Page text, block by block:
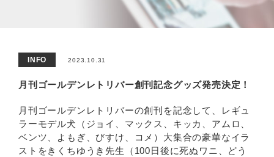
INFO 2023.10.31
月刊ゴールデンレトリバー創刊記念グッズ発売決定！
月刊ゴールデンレトリバーの創刊を記念して、レギュ
ラーモデル犬（ジョイ、マックス、キッカ、アムロ、
ベンツ、よもぎ、びすけ、コメ）大集合の豪華なイラ
ストをきくちゆうき先生（100日後に死ぬワニ、どう